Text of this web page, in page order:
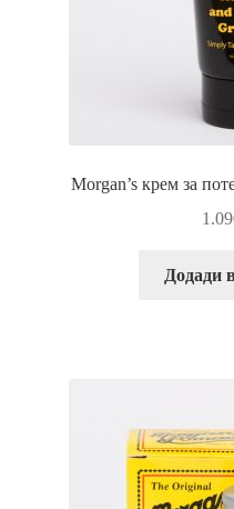
Morgan’s крем за
Додади